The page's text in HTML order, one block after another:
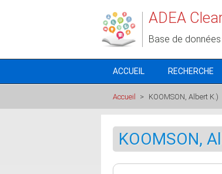
ADEA
Base de
ACCUEIL RECHERCHE
Accueil > KOOMSON, Albert K.)
KOOMSON,